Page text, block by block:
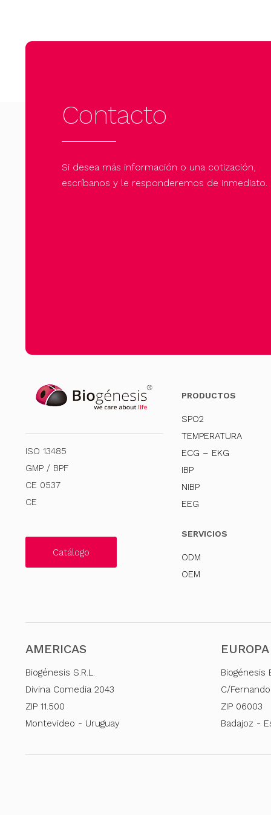
Contacto
Si desea más información o una cotización,
escríbanos y le responderemos de inmediato.
ISO 13485
GMP / BPF
CE 0537
CE
Catálogo
PRODUCTOS
SPO2
TEMPERATURA
ECG – EKG
IBP
NIBP
EEG
SERVICIOS
ODM
OEM
AMERICAS
Biogénesis S.R.L.
Divina Comedia 2043
ZIP 11.500
Montevideo - Uruguay
EUROPA
Biogénesis
C/
ZIP 06003
Badajoz -